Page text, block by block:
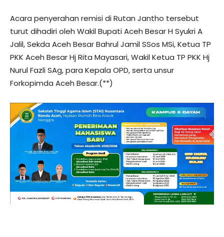
Acara penyerahan remisi di Rutan Jantho tersebut
turut dihadiri oleh Wakil Bupati Aceh Besar H Syukri A
Jalil, Sekda Aceh Besar Bahrul Jamil SSos MSi, Ketua TP
PKK Aceh Besar Hj Rita Mayasari, Wakil Ketua TP PKK Hj
Nurul Fazli SAg, para Kepala OPD, serta unsur
Forkopimda Aceh Besar.(**)